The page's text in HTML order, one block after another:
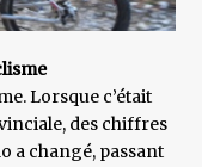
Lorsque c’était
des chiffres
a changé, passant